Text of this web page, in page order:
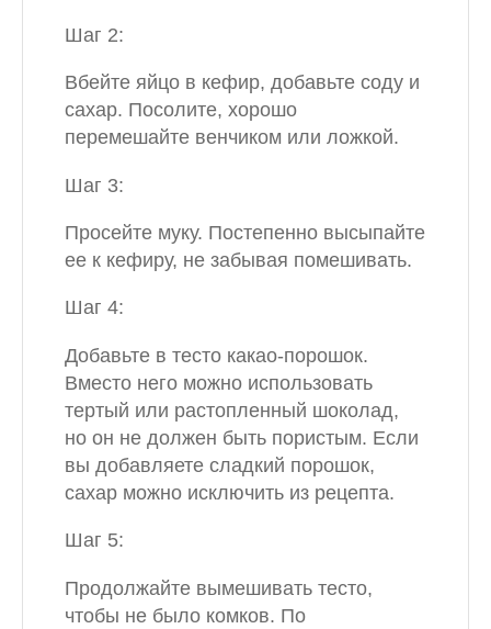
Шаг 2:
Вбейте яйцо в кефир, добавьте соду и
сахар. Посолите, хорошо
перемешайте венчиком или ложкой.
Шаг 3:
Просейте муку. Постепенно высыпайте
ее к кефиру, не забывая помешивать.
Шаг 4:
Добавьте в тесто какао-порошок.
Вместо него можно использовать
тертый или растопленный шоколад,
но он не должен быть пористым. Если
вы добавляете сладкий порошок,
сахар можно исключить из рецепта.
Шаг 5:
Продолжайте вымешивать тесто,
чтобы не было комков. По